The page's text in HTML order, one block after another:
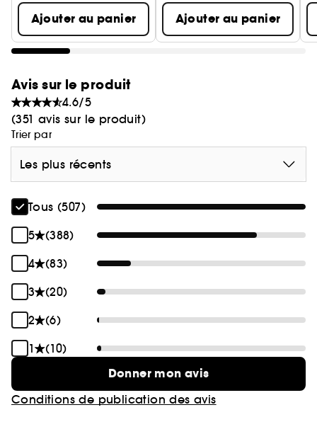
Ajouter au panier Ajouter au panier
Avis sur le produit
4.6/5
(351 avis sur le produit)
Trier par
Les plus récents
Tous (507)
5
(388)
4
(83)
3
(20)
2
(6)
1
(10)
Donner mon avis
Conditions de publication des avis